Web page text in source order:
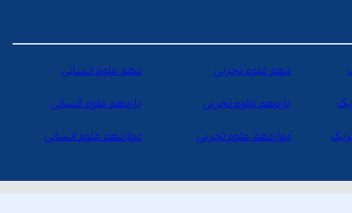
دهم علوم تجربی دهم علوم انسانی
یازدهم علوم تجربی یازدهم علوم انسانی
دوازدهم علوم تجربی دوازدهم علوم انسانی